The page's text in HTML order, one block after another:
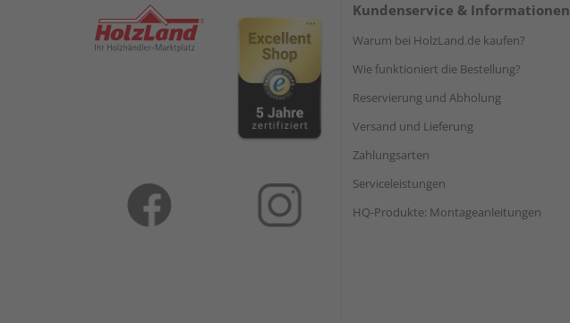
Kundenservice & Informationen
Warum bei HolzLand.de kaufen?
Wie funktioniert die Bestellung?
Reservierung und Abholung
Versand und Lieferung
Zahlungsarten
Serviceleistungen
HQ-Produkte: Montageanleitungen